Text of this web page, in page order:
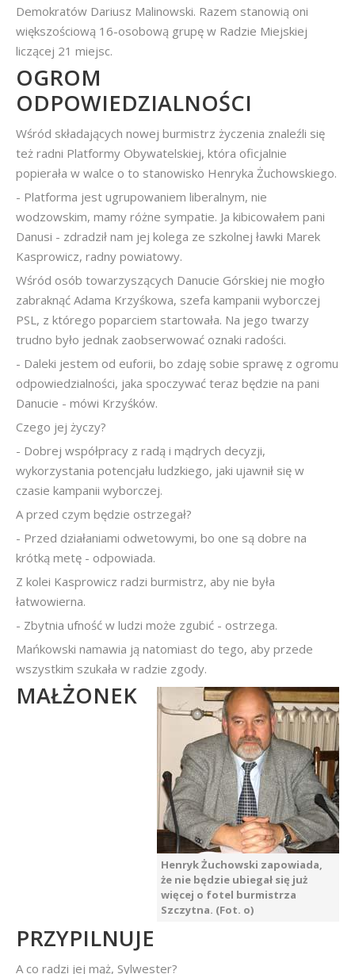
Demokratów Dariusz Malinowski. Razem stanowią oni
większościową 16-osobową grupę w Radzie Miejskiej
liczącej 21 miejsc.
OGROM
ODPOWIEDZIALNOŚCI
Wśród składających nowej burmistrz życzenia znaleźli się
też radni Platformy Obywatelskiej, która oficjalnie
popierała w walce o to stanowisko Henryka Żuchowskiego.
- Platforma jest ugrupowaniem liberalnym, nie
wodzowskim, mamy różne sympatie. Ja kibicowałem pani
Danusi - zdradził nam jej kolega ze szkolnej ławki Marek
Kasprowicz, radny powiatowy.
Wśród osób towarzyszących Danucie Górskiej nie mogło
zabraknąć Adama Krzyśkowa, szefa kampanii wyborczej
PSL, z którego poparciem startowała. Na jego twarzy
trudno było jednak zaobserwować oznaki radości.
- Daleki jestem od euforii, bo zdaję sobie sprawę z ogromu
odpowiedzialności, jaka spoczywać teraz będzie na pani
Danucie - mówi Krzyśków.
Czego jej życzy?
- Dobrej współpracy z radą i mądrych decyzji,
wykorzystania potencjału ludzkiego, jaki ujawnił się w
czasie kampanii wyborczej.
A przed czym będzie ostrzegał?
- Przed działaniami odwetowymi, bo one są dobre na
krótką metę - odpowiada.
Z kolei Kasprowicz radzi burmistrz, aby nie była
łatwowierna.
- Zbytnia ufność w ludzi może zgubić - ostrzega.
Mańkowski namawia ją natomiast do tego, aby przede
wszystkim szukała w radzie zgody.
Henryk Żuchowski zapowiada,
że nie będzie ubiegał się już
więcej o fotel burmistrza
Szczytna. (Fot. o)
MAŁŻONEK
PRZYPILNUJE
A co radzi jej mąż, Sylwester?